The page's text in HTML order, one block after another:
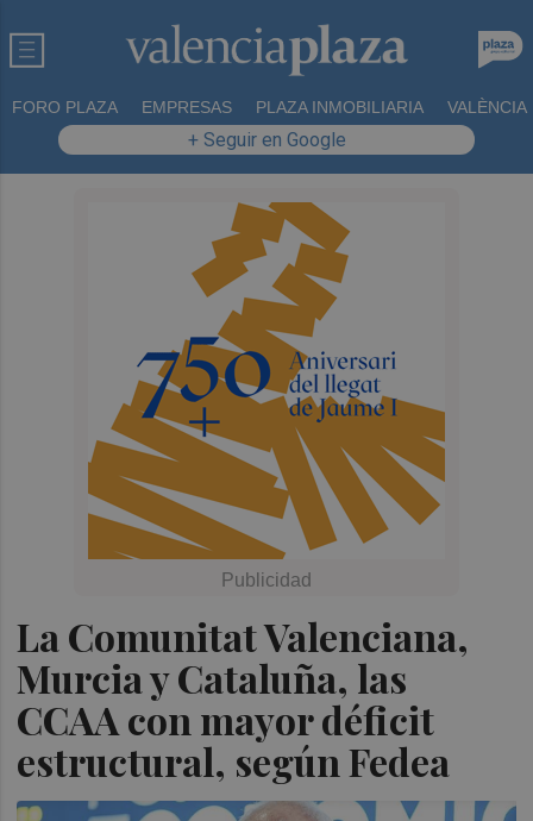
FORO PLAZA EMPRESAS PLAZA INMOBILIARIA VALÈNCIA
+ Seguir en Google
La Comunitat Valenciana,
Murcia y Cataluña, las
CCAA con mayor déficit
estructural, según Fedea